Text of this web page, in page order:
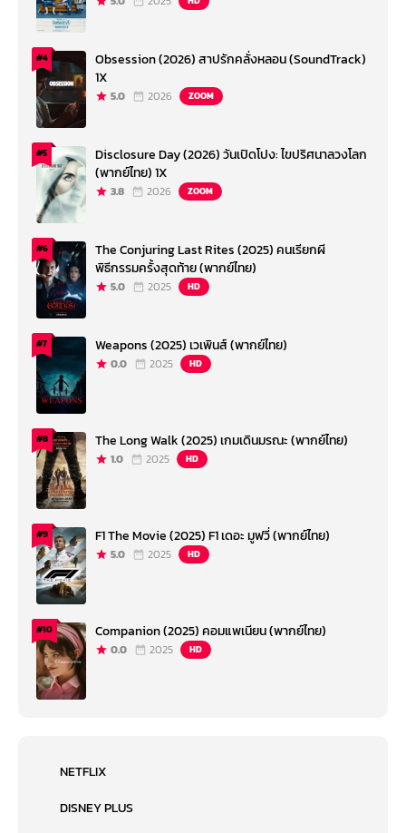
#4
Obsession (2026) สาปรักคลั่งหลอน (SoundTrack)
1X
5.0 2026 ZOOM
#5
Disclosure Day (2026) วันเปิดโปง: ไขปริศนาลวงโลก
(พากย์ไทย) 1X
3.8 2026 ZOOM
#6
The Conjuring Last Rites (2025) คนเรียกผี
พิธีกรรมครั้งสุดท้าย (พากย์ไทย)
5.0 2025 HD
#7 Weapons (2025) เวเพินส์ (พากย์ไทย)
0.0 2025 HD
#8 The Long Walk (2025) เกมเดินมรณะ (พากย์ไทย)
1.0 2025 HD
#9 F1 The Movie (2025) F1 เดอะ มูฟวี่ (พากย์ไทย)
5.0 2025 HD
#10 Companion (2025) คอมแพเนียน (พากย์ไทย)
0.0 2025 HD
NETFLIX
DISNEY PLUS